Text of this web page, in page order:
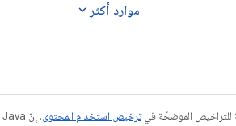
موارد أكثر expand_more
للتراخيص الموضحّة فيترخيص استخدام المحتوى